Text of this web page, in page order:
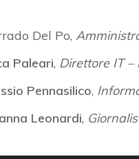
Del Po,
Paleari, Direttore IT –
Pennasilico,
Leonardi,